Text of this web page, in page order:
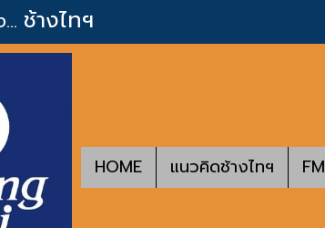
ช้างไทฯ
HOME แนวคิดช้างไทฯ